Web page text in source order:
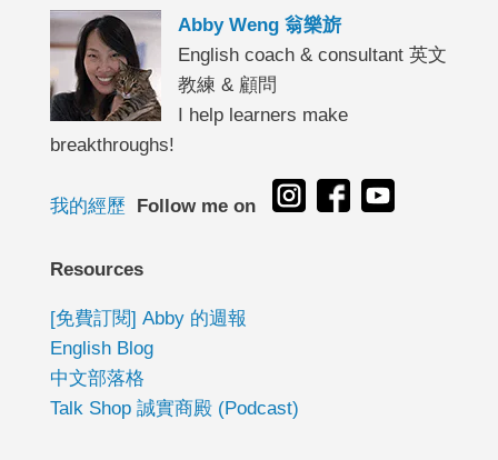
Abby Weng 翁樂旂
English coach & consultant 英文
教練 & 顧問
I help learners make
breakthroughs!
我的經歷 Follow me on
Resources
[免費訂閱] Abby 的週報
English Blog
中文部落格
Talk Shop 誠實商殿 (Podcast)